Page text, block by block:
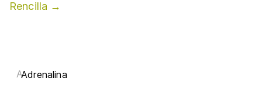
Rencilla →
AAdrenalina